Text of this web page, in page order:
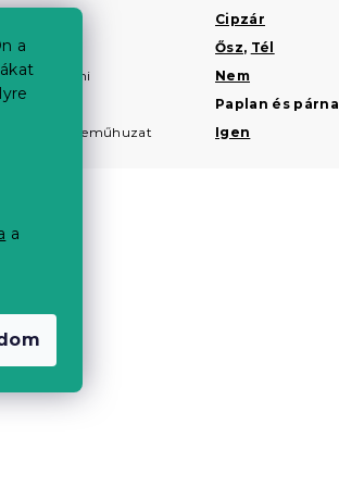
a
a
Cipzár
Évszak
Ősz, Tél
Kell-e vasalni
Nem
Készletek
Paplan és párna
Meleg ágyneműhuzat
Igen